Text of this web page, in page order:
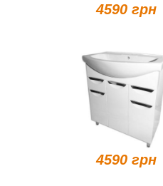
4590 грн
4590 грн